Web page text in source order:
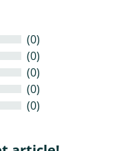
(0)
(0)
(0)
(0)
(0)